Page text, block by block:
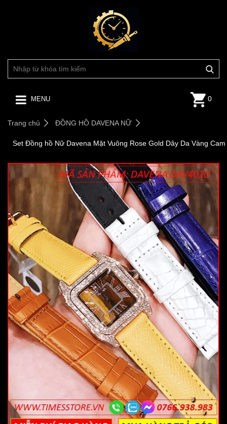
MENU 0
Trang chủ ĐỒNG HỒ DAVENA NỮ
Set Đồng hồ Nữ Davena Mặt Vuông Rose Gold Dây Da Vàng Cam